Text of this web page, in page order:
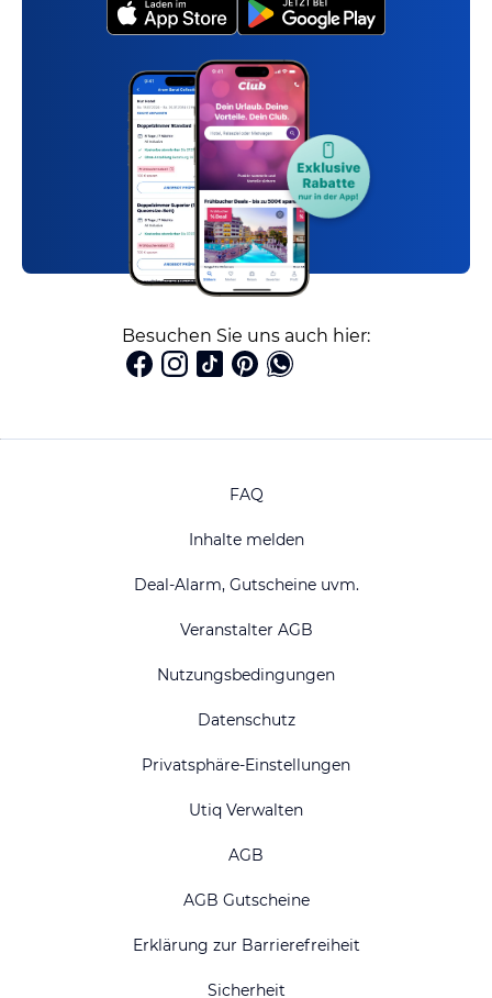
Besuchen Sie uns auch hier:
FAQ
Inhalte melden
Deal-Alarm, Gutscheine uvm.
Veranstalter AGB
Nutzungsbedingungen
Datenschutz
Privatsphäre-Einstellungen
Utiq Verwalten
AGB
AGB Gutscheine
Erklärung zur Barrierefreiheit
Sicherheit